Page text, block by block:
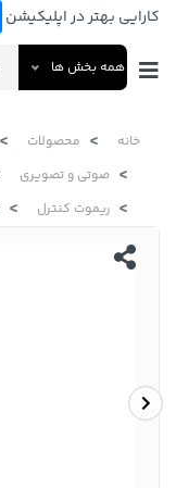
کارایی بهتر در اپلیکیشن
همه بخش ها
خانه محصولات
صوتی و تصویری
ریموت کنترل